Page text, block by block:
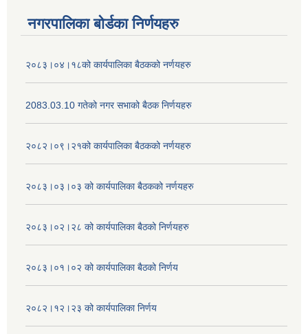
नगरपालिका बोर्डका निर्णयहरु
२०८३।०४।१८को कार्यपालिका बैठकको नर्णयहरु
2083.03.10 गतेको नगर सभाको बैठक निर्णयहरु
२०८२।०९।२१को कार्यपालिका बैठकको नर्णयहरु
२०८३।०३।०३ को कार्यपालिका बैठकको नर्णयहरु
२०८३।०२।२८ को कार्यपालिका बैठको निर्णयहरु
२०८३।०१।०२ को कार्यपालिका बैठको निर्णय
२०८२।१२।२३ को कार्यपालिका निर्णय